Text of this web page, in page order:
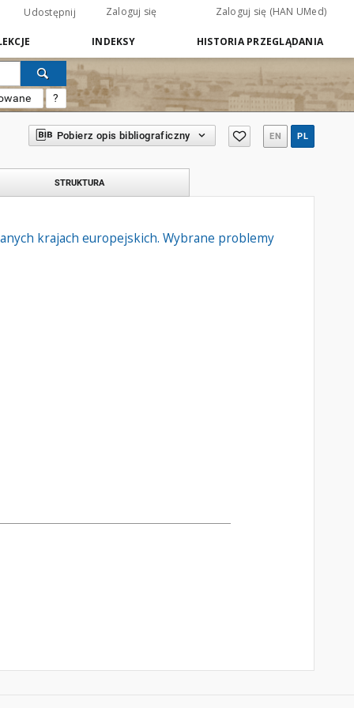
Udostępnij Zaloguj się Zaloguj się (HAN UMed)
INDEKSY HISTORIA PRZEGLĄDANIA
?
Pobierz opis bibliograficzny EN PL
STRUKTURA
krajach europejskich. Wybrane problemy